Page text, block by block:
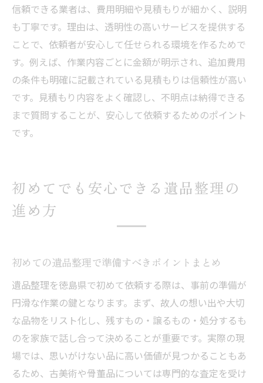
信頼できる業者は、費用明細や見積もりが細かく、説明
も丁寧です。理由は、透明性の高いサービスを提供する
ことで、依頼者が安心して任せられる環境を作るためで
す。例えば、作業内容ごとに金額が明示され、追加費用
の条件も明確に記載されている見積もりは信頼性が高い
です。見積もり内容をよく確認し、不明点は納得できる
まで質問することが、安心して依頼するためのポイント
です。
初めてでも安心できる遺品整理の
進め方
初めての遺品整理で準備すべきポイントまとめ
遺品整理を徳島県で初めて依頼する際は、事前の準備が
円滑な作業の鍵となります。まず、故人の想い出や大切
な品物をリスト化し、残すもの・譲るもの・処分するも
のを家族で話し合って決めることが重要です。実際の現
場では、思いがけない品に高い価値が見つかることもあ
るため、古美術や骨董品については専門的な査定を受け